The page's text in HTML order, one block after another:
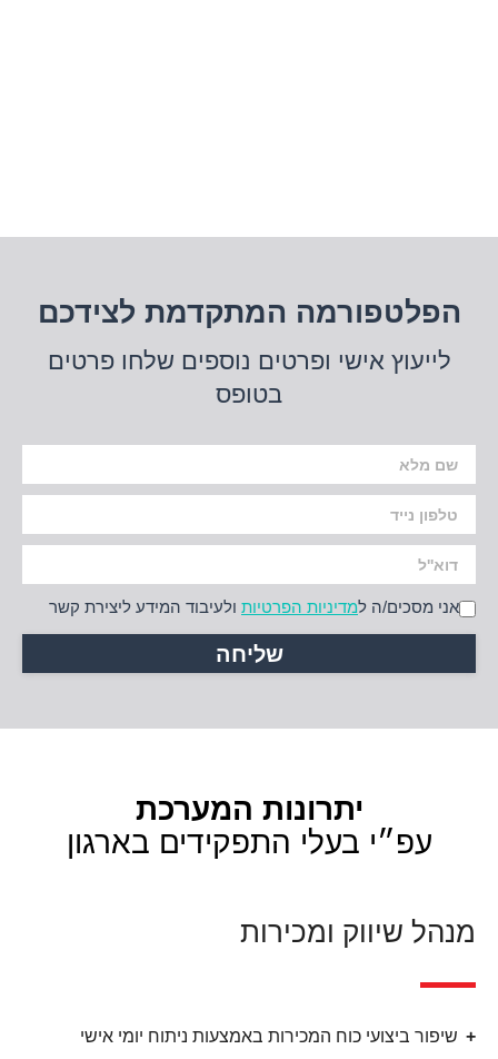
הפלטפורמה המתקדמת לצידכם
לייעוץ אישי ופרטים נוספים שלחו פרטים
בטופס
אני מסכים/ה למדיניות הפרטיות ולעיבוד המידע ליצירת קשר
יתרונות המערכת
עפ״י בעלי התפקידים בארגון
מנהל שיווק ומכירות
שיפור ביצועי כוח המכירות באמצעות ניתוח יומי אישי